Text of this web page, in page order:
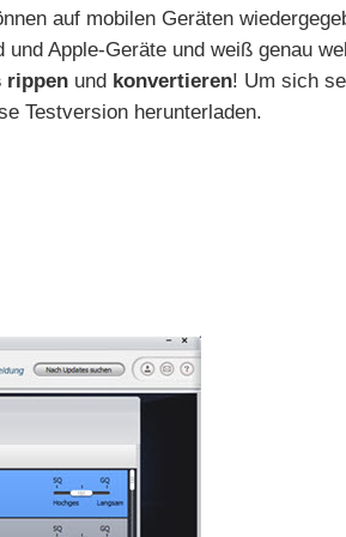
auf mobilen Geräten
Apple-Geräte und weiß genau
rippen und konvertieren! Um sich
Testversion herunterladen.